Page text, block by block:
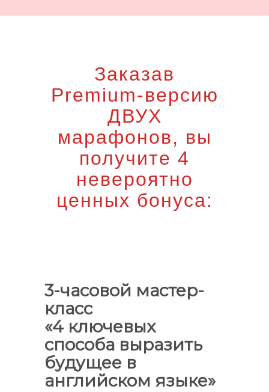
Заказав
Premium-версию
ДВУХ
марафонов, вы
получите 4
невероятно
ценных бонуса:
3-часовой мастер-
класс
«4 ключевых
способа выразить
будущее в
английском языке»